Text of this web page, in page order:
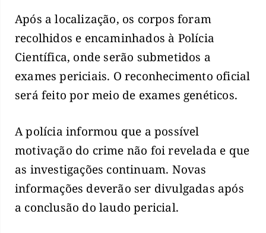
Após a localização, os corpos foram
recolhidos e encaminhados à Polícia
Científica, onde serão submetidos a
exames periciais. O reconhecimento oficial
será feito por meio de exames genéticos.
A polícia informou que a possível
motivação do crime não foi revelada e que
as investigações continuam. Novas
informações deverão ser divulgadas após
a conclusão do laudo pericial.